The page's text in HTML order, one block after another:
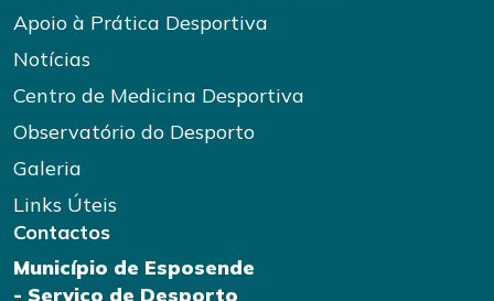
Apoio à Prática Desportiva
Notícias
Centro de Medicina Desportiva
Observatório do Desporto
Galeria
Links Úteis
Contactos
Município de Esposende
- Serviço de Desporto